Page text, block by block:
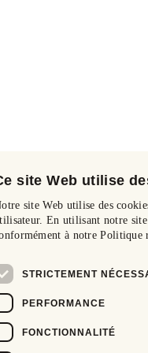
site Web utilise
site Web utilise des
En utilisant notre site
à notre Politique
STRICTEMENT
PERFORMANCE
FONCTIONNALITÉ